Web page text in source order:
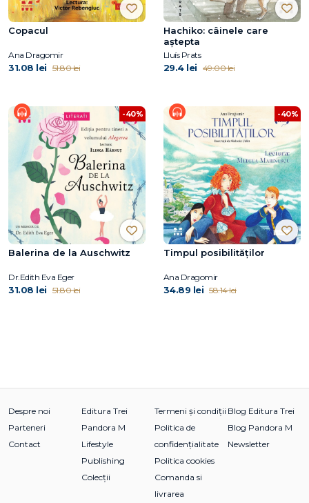
Copacul
Ana Dragomir
31.08 lei 51.80 lei
Hachiko: câinele care
aştepta
Lluís Prats
29.4 lei 49.00 lei
-40%
Balerina de la Auschwitz
Dr.Edith Eva Eger
31.08 lei 51.80 lei
-40%
Timpul posibilităților
Ana Dragomir
34.89 lei 58.14 lei
Despre noi
Parteneri
Contact
Editura Trei
Pandora M
Lifestyle
Publishing
Colecții
Termeni și condiții
Politica de
confidențialitate
Politica cookies
Comanda si
livrarea
Blog Editura Trei
Blog Pandora M
Newsletter